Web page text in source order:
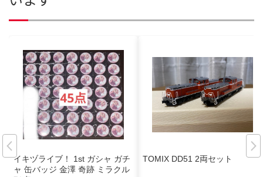
イキヅライブ！ 1st ガシャ ガチ
ャ 缶バッジ 金澤 奇跡 ミラクル
TOMIX DD51 2両セット